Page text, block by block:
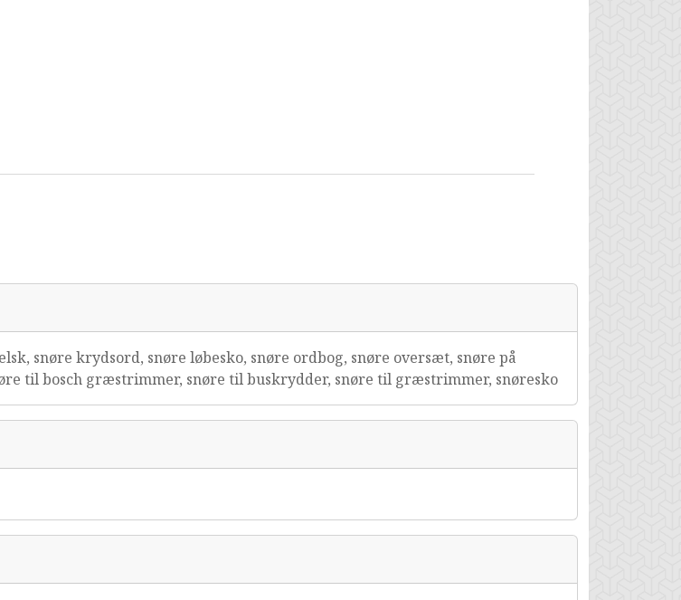
snøre krydsord, snøre løbesko, snøre ordbog, snøre oversæt, snøre på
til bosch græstrimmer, snøre til buskrydder, snøre til græstrimmer, snøresko